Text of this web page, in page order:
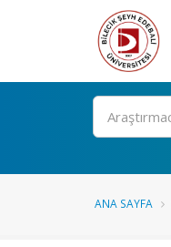
Ara
ANA SAYFA